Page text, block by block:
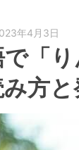
年4月3日
「
方